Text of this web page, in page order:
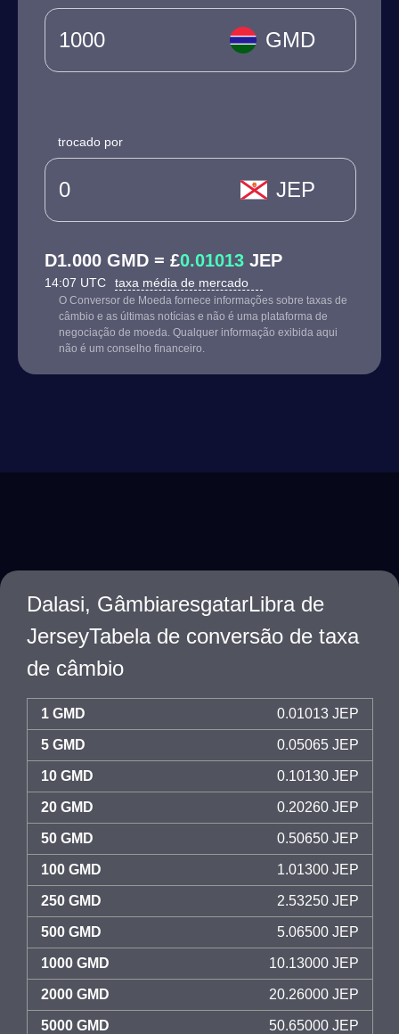
GMD
trocado por
JEP
D1.000 GMD = £0.01013 JEP
14:07 UTC taxa média de mercado
O Conversor de Moeda fornece informações sobre taxas de
câmbio e as últimas notícias e não é uma plataforma de
negociação de moeda. Qualquer informação exibida aqui
não é um conselho financeiro.
Dalasi, GâmbiaresgatarLibra de
JerseyTabela de conversão de taxa
de câmbio
1 GMD 0.01013 JEP
5 GMD 0.05065 JEP
10 GMD 0.10130 JEP
20 GMD 0.20260 JEP
50 GMD 0.50650 JEP
100 GMD 1.01300 JEP
250 GMD 2.53250 JEP
500 GMD 5.06500 JEP
1000 GMD 10.13000 JEP
2000 GMD 20.26000 JEP
5000 GMD 50.65000 JEP